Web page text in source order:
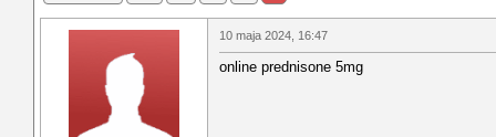
10 maja 2024, 16:47
online prednisone 5mg